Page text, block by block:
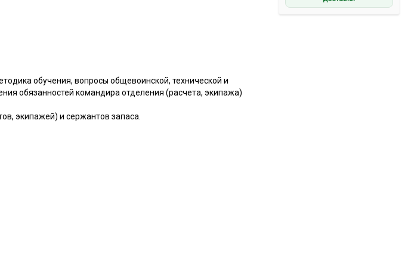
обучения, вопросы общевоинской, технической и
обязанностей командира отделения (расчета, экипажа)
экипажей) и сержантов запаса.